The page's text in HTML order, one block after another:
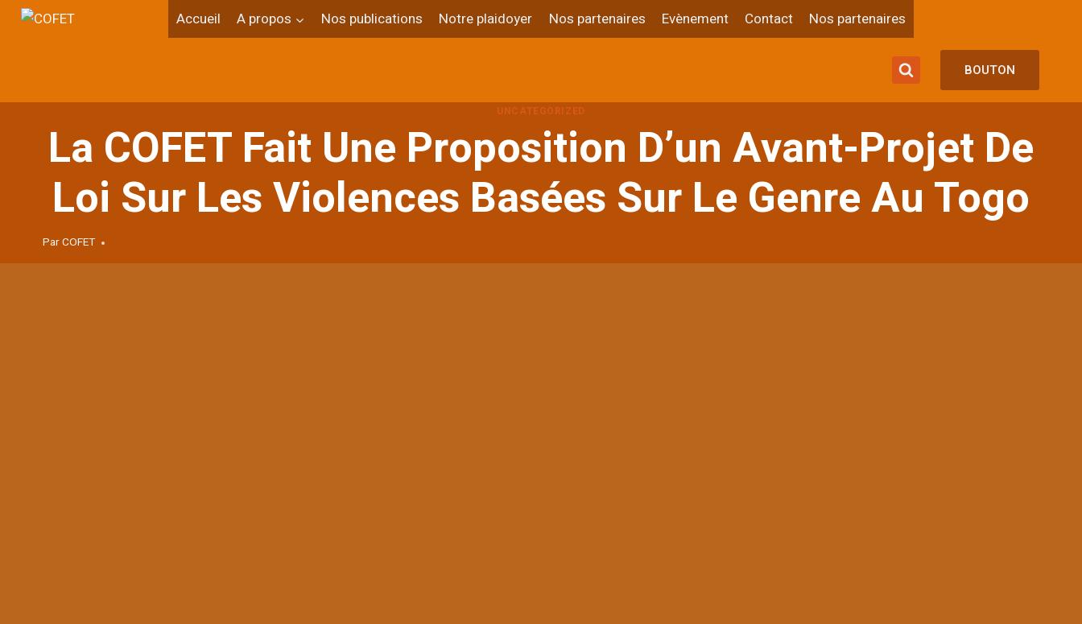
Aller
Accueil A propos Nos publications Notre plaidoyer Nos partenaires Evènement Contact Nos partenaires
BOUTON
UNCATEGORIZED
La COFET Fait Une Proposition D’un Avant-Projet De
Loi Sur Les Violences Basées Sur Le Genre Au Togo
ParCOFET